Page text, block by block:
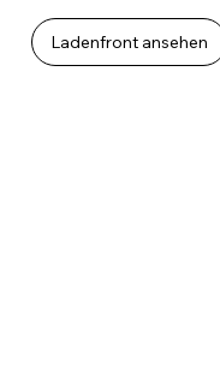
Ladenfront ansehen